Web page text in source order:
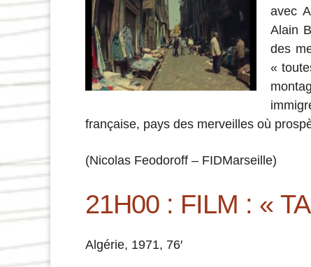
avec
Alain
des
«
française, pays des merveilles où
(Nicolas Feodoroff – FIDMarseille)
21H00 : FILM : «
Algérie, 1971, 76′